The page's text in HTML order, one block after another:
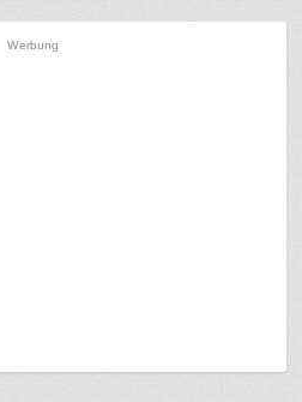
Werbung